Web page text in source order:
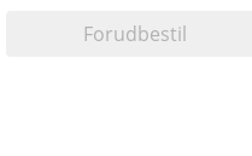
Forudbestil